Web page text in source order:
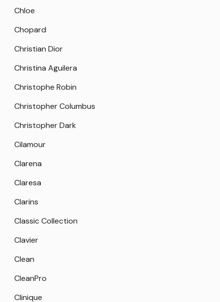
Chloe
Chopard
Christian Dior
Christina Aguilera
Christophe Robin
Christopher Columbus
Christopher Dark
Cilamour
Clarena
Claresa
Clarins
Classic Collection
Clavier
Clean
CleanPro
Clinique